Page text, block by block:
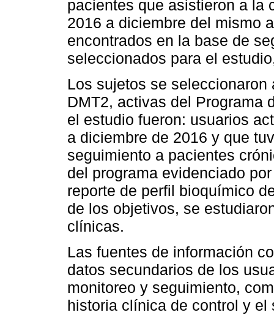
pacientes que asistieron a la
2016 a diciembre del mismo
encontrados en la base de
seleccionados para el
Los sujetos se
DMT2, activas del Programa
el estudio fueron: usuarios
a diciembre de 2016 y que
seguimiento a pacientes
del programa evidenciado
reporte de perfil bioquímico
de los objetivos, se
clínicas.
Las fuentes de información
datos secundarios de los
monitoreo y seguimiento,
historia clínica de control y